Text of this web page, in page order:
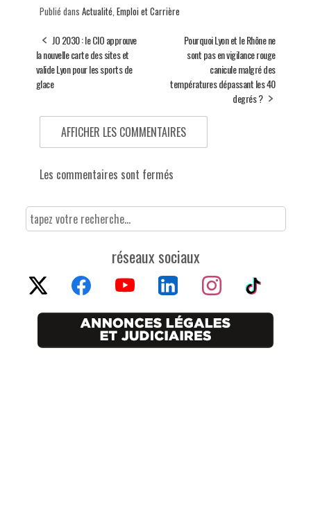
Publié dans Actualité, Emploi et Carrière
JO 2030 : le CIO approuve
la nouvelle carte des sites et
valide Lyon pour les sports de
glace
Pourquoi Lyon et le Rhône ne
sont pas en vigilance rouge
canicule malgré des
températures dépassant les 40
degrés ?
AFFICHER LES COMMENTAIRES
Les commentaires sont fermés
réseaux sociaux